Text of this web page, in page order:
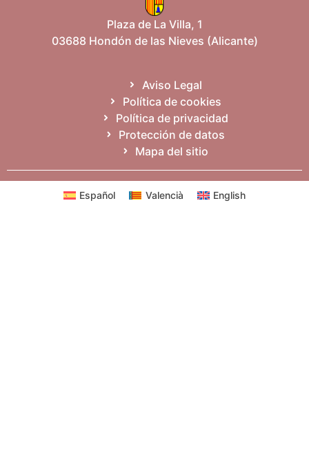
Plaza de La Villa, 1
03688 Hondón de las Nieves (Alicante)
Aviso Legal
Política de cookies
Política de privacidad
Protección de datos
Mapa del sitio
Español Valencià English